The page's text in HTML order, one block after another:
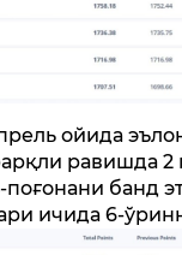
ойида
равишда 2
поғонани банд
ичида 6-